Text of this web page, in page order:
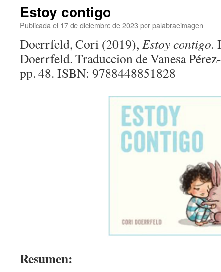
Estoy contigo
Publicada el 17 de diciembre de 2023 porpalabraeimagen
Doerrfeld, Cori (2019), Estoy contigo.
Doerrfeld. Traduccion de Vanesa
pp. 48. ISBN: 9788448851828
Resumen: